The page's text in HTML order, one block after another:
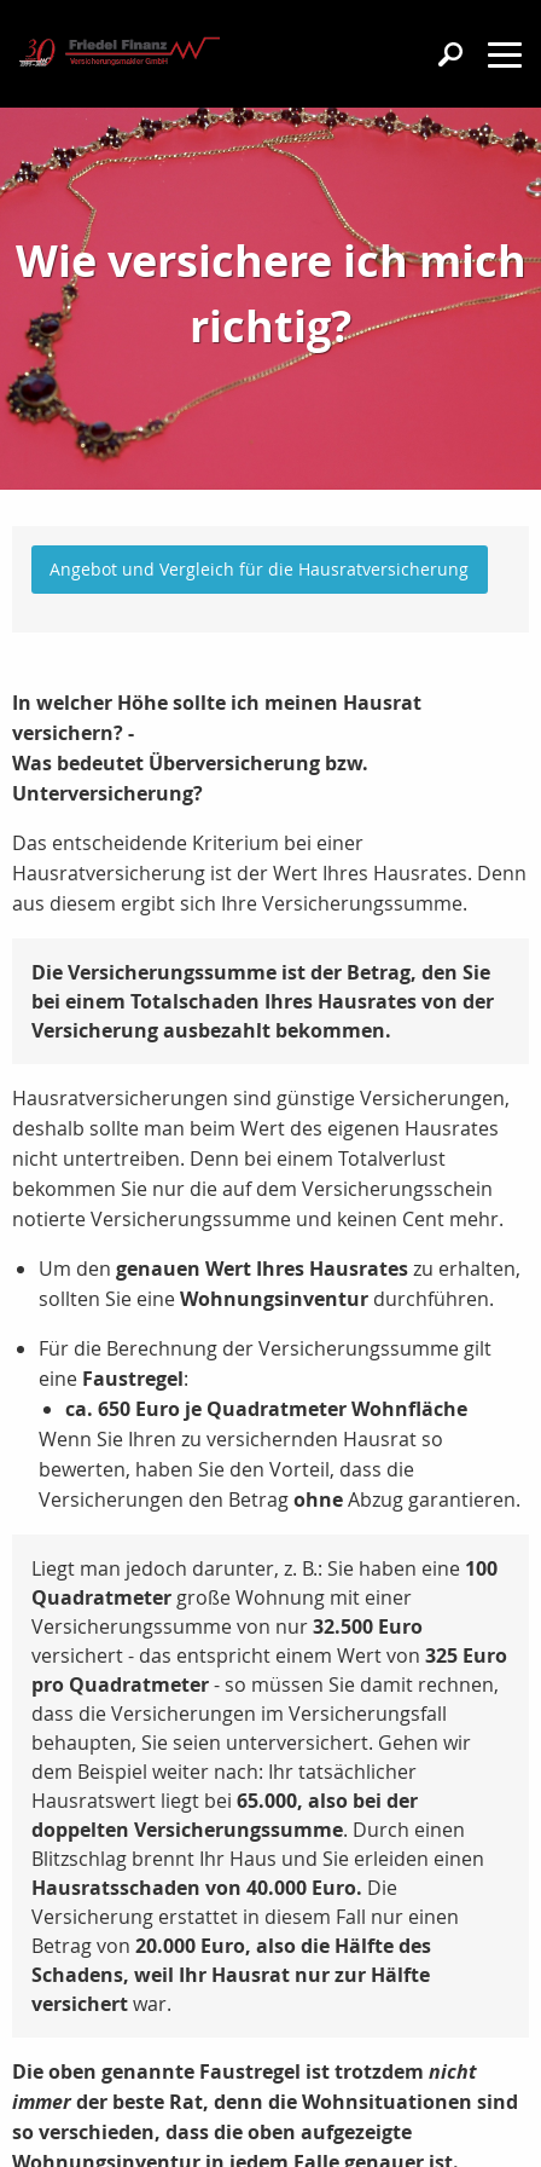
Wie versichere ich mich
richtig?
Angebot und Vergleich für die Hausratversicherung
In welcher Höhe sollte ich meinen Hausrat
versichern? -
Was bedeutet Überversicherung bzw.
Unterversicherung?
Das entscheidende Kriterium bei einer
Hausratversicherung ist der Wert Ihres Hausrates. Denn
aus diesem ergibt sich Ihre Versicherungssumme.
Die Versicherungssumme ist der Betrag, den Sie
bei einem Totalschaden Ihres Hausrates von der
Versicherung ausbezahlt bekommen.
Hausratversicherungen sind günstige Versicherungen,
deshalb sollte man beim Wert des eigenen Hausrates
nicht untertreiben. Denn bei einem Totalverlust
bekommen Sie nur die auf dem Versicherungsschein
notierte Versicherungssumme und keinen Cent mehr.
Um den genauen Wert Ihres Hausrateszu erhalten,
sollten Sie eineWohnungsinventur durchführen.
Für die Berechnung der Versicherungssumme gilt
eine Faustregel:
ca. 650 Euro je Quadratmeter Wohnfläche
Wenn Sie Ihren zu versichernden Hausrat so
bewerten, haben Sie den Vorteil, dass die
Versicherungen den BetragohneAbzug garantieren.
Liegt man jedoch darunter, z. B.: Sie haben eine 100
Quadratmetergroße Wohnung mit einer
Versicherungssumme von nur32.500 Euro
versichert - das entspricht einem Wert von 325 Euro
pro Quadratmeter- so müssen Sie damit rechnen,
dass die Versicherungen im Versicherungsfall
behaupten, Sie seien unterversichert. Gehen wir
dem Beispiel weiter nach: Ihr tatsächlicher
Hausratswert liegt bei 65.000, also bei der
doppelten Versicherungssumme. Durch einen
Blitzschlag brennt Ihr Haus und Sie erleiden einen
Hausratsschaden von 40.000 Euro. Die
Versicherung erstattet in diesem Fall nur einen
Betrag von 20.000 Euro, also die Hälfte des
Schadens, weil Ihr Hausrat nur zur Hälfte
versichertwar.
Die oben genannte Faustregel ist trotzdem nicht
immerder beste Rat, denn die Wohnsituationen sind
so verschieden, dass die oben aufgezeigte